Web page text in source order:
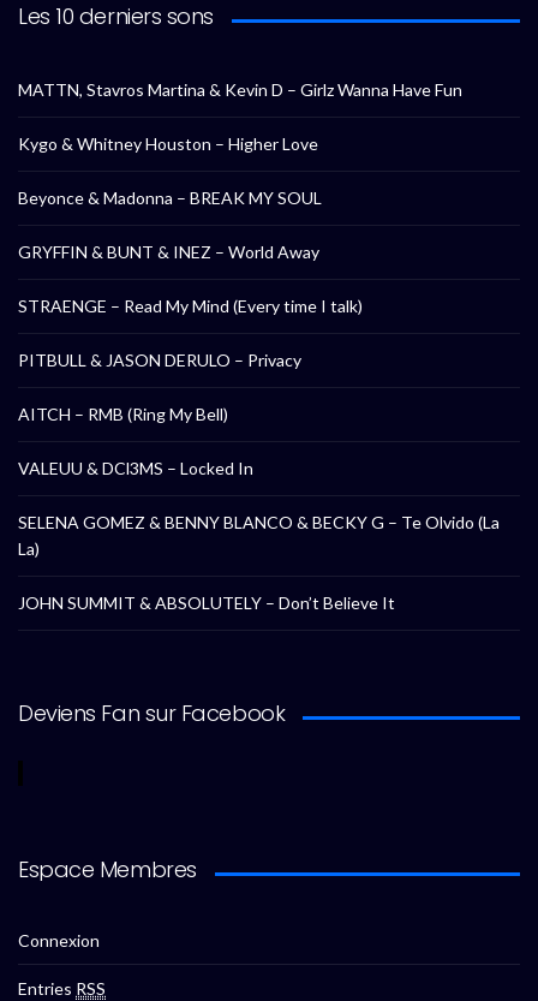
Les 10 derniers sons
MATTN, Stavros Martina & Kevin D – Girlz Wanna Have Fun
Kygo & Whitney Houston – Higher Love
Beyonce & Madonna – BREAK MY SOUL
GRYFFIN & BUNT & INEZ – World Away
STRAENGE – Read My Mind (Every time I talk)
PITBULL & JASON DERULO – Privacy
AITCH – RMB (Ring My Bell)
VALEUU & DCl3MS – Locked In
SELENA GOMEZ & BENNY BLANCO & BECKY G – Te Olvido (La
La)
JOHN SUMMIT & ABSOLUTELY – Don’t Believe It
Deviens Fan sur Facebook
Espace Membres
Connexion
Entries RSS